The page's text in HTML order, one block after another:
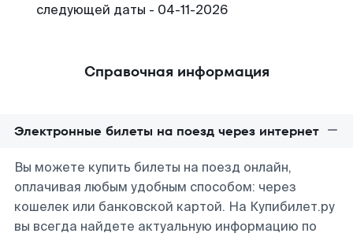
следующей даты - 04-11-2026
Справочная информация
Электронные билеты на поезд через интернет
Вы можете купить билеты на поезд онлайн,
оплачивая любым удобным способом: через
кошелек или банковской картой. На Купибилет.ру
вы всегда найдете актуальную информацию по